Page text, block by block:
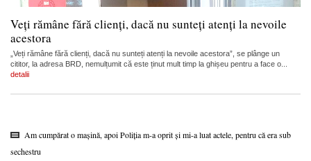
Veți rămâne fără clienți, dacă nu sunteți atenți la nevoile
acestora
„Veți rămâne fără clienți, dacă nu sunteți atenți la nevoile acestora”, se plânge un
cititor, la adresa BRD, nemulțumit că este ținut mult timp la ghișeu pentru a face o...
detalii
Am cumpărat o mașină, apoi Poliția m-a oprit și mi-a luat actele, pentru că era sub
sechestru